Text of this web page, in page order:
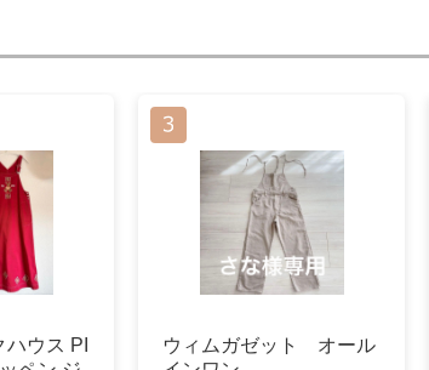
ウス PI
ウィムガゼット オール